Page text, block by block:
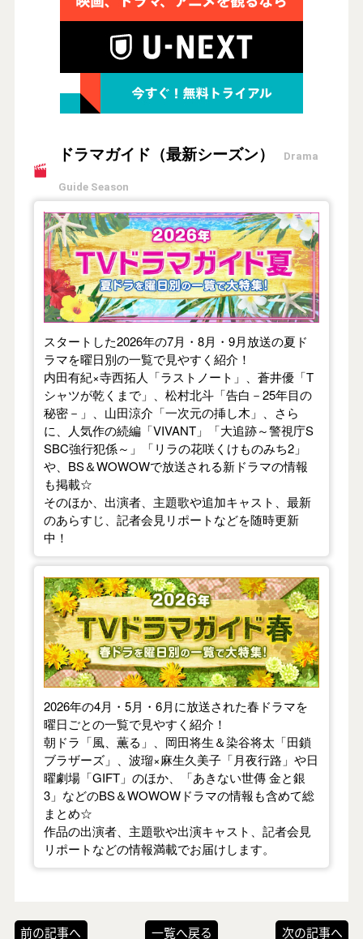
ドラマガイド（最新シーズン） Drama
Guide Season
【2026年夏】TVドラマガイド
スタートした2026年の7月・8月・9月放送の夏ド
ラマを曜日別の一覧で見やすく紹介！
内田有紀×寺西拓人「ラストノート」、蒼井優「T
シャツが乾くまで」、松村北斗「告白－25年目の
秘密－」、山田涼介「一次元の挿し木」、さら
に、人気作の続編「VIVANT」「大追跡～警視庁S
SBC強行犯係～」「リラの花咲くけものみち2」
や、BS＆WOWOWで放送される新ドラマの情報
も掲載☆
そのほか、出演者、主題歌や追加キャスト、最新
のあらすじ、記者会見リポートなどを随時更新
中！
【2026年春】TVドラマガイド
2026年の4月・5月・6月に放送された春ドラマを
曜日ごとの一覧で見やすく紹介！
朝ドラ「風、薫る」、岡田将生＆染谷将太「田鎖
ブラザーズ」、波瑠×麻生久美子「月夜行路」や日
曜劇場「GIFT」のほか、「あきない世傳 金と銀
3」などのBS＆WOWOWドラマの情報も含めて総
まとめ☆
作品の出演者、主題歌や出演キャスト、記者会見
リポートなどの情報満載でお届けします。
前の記事へ 一覧へ戻る 次の記事へ